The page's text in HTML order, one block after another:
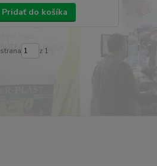
Pridať do košíka
strana z 1